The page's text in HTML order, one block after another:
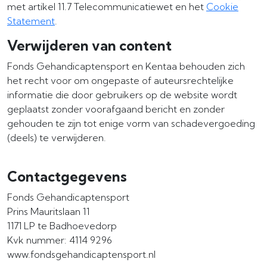
met artikel 11.7 Telecommunicatiewet en het Cookie
Statement.
Verwijderen van content
Fonds Gehandicaptensport en Kentaa behouden zich
het recht voor om ongepaste of auteursrechtelijke
informatie die door gebruikers op de website wordt
geplaatst zonder voorafgaand bericht en zonder
gehouden te zijn tot enige vorm van schadevergoeding
(deels) te verwijderen.
Contactgegevens
Fonds Gehandicaptensport
Prins Mauritslaan 11
1171 LP te Badhoevedorp
Kvk nummer: 4114 9296
www.fondsgehandicaptensport.nl